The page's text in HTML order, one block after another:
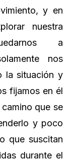
y en
nuestra
a
nos
la situación y
fijamos en él
que se
y poco
que suscitan
durante el